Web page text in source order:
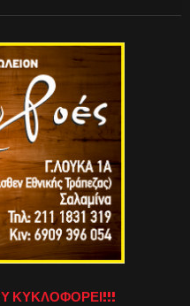
ΚΥΚΛΟΦΟΡΕΙ!!!